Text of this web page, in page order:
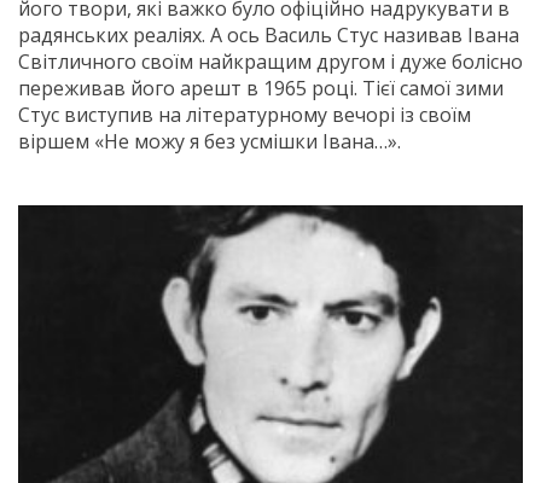
його твори, які важко було офіційно надрукувати в
радянських реаліях. А ось Василь Стус називав Івана
Світличного своїм найкращим другом і дуже болісно
переживав його арешт в 1965 році. Тієї самої зими
Стус виступив на літературному вечорі із своїм
віршем «Не можу я без усмішки Івана…».